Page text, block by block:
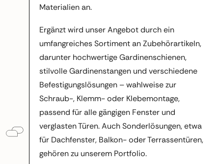
Materialien an.
Ergänzt wird unser Angebot durch ein
umfangreiches Sortiment an Zubehörartikeln,
darunter hochwertige Gardinenschienen,
stilvolle Gardinenstangen und verschiedene
Befestigungslösungen – wahlweise zur
Schraub-, Klemm- oder Klebemontage,
passend für alle gängigen Fenster und
verglasten Türen. Auch Sonderlösungen, etwa
für Dachfenster, Balkon- oder Terrassentüren,
gehören zu unserem Portfolio.